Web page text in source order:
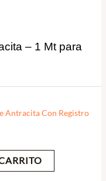
– 1 Mt para
Antracita Con Registro